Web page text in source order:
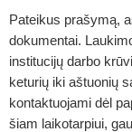
Pateikus prašymą,
dokumentai.
institucijų darbo
keturių iki aštuonių
kontaktuojami dėl
šiam laikotarpiui,